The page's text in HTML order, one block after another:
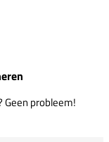
probleem!